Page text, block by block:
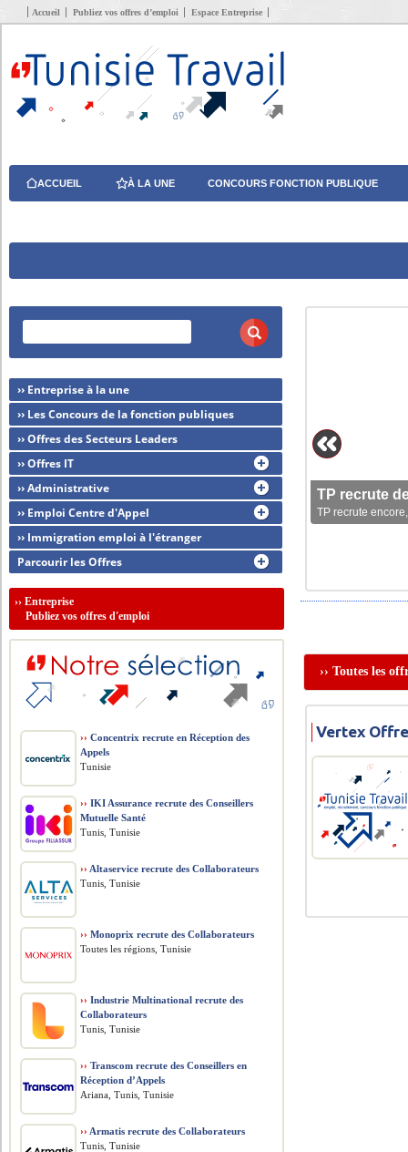
Accueil Publiez vos offres d’emploi Espace Entreprise
ACCUEIL À LA UNE CONCOURS FONCTION PUBLIQUE
TP recrute
TP recrute
›› Toutes les
Vertex
›› Entreprise à la une
›› Les Concours de la fonction publiques
›› Offres des Secteurs Leaders
›› Offres IT
›› Administrative
›› Emploi Centre d'Appel
›› Immigration emploi à l'étranger
Parcourir les Offres
››Entreprise
Publiez vos offres d'emploi
›› Concentrix recrute en Réception des
Appels
Tunisie
›› IKI Assurance recrute des Conseillers
Mutuelle Santé
Tunis, Tunisie
›› Altaservice recrute des Collaborateurs
Tunis, Tunisie
›› Monoprix recrute des Collaborateurs
Toutes les régions, Tunisie
›› Industrie Multinational recrute des
Collaborateurs
Tunis, Tunisie
›› Transcom recrute des Conseillers en
Réception d’Appels
Ariana, Tunis, Tunisie
›› Armatis recrute des Collaborateurs
Tunis, Tunisie